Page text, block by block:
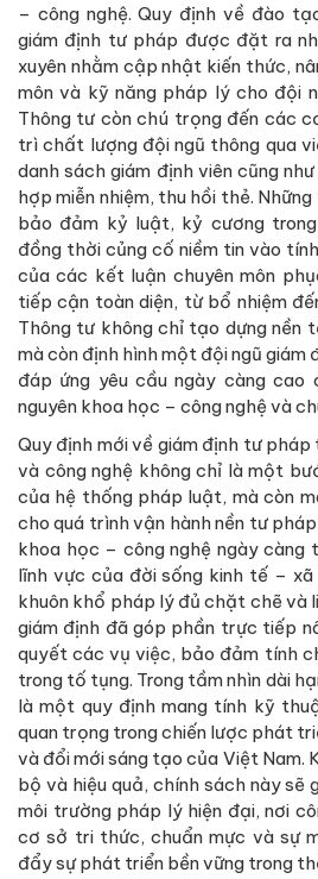
– công nghệ. Quy định về đào
giám định tư pháp được đặt ra
xuyên nhằm cập nhật kiến thức,
môn và kỹ năng pháp lý cho đội
Thông tư còn chú trọng đến các
trì chất lượng đội ngũ thông qua
danh sách giám định viên cũng
hợp miễn nhiệm, thu hồi thẻ.
bảo đảm kỷ luật, kỷ cương
đồng thời củng cố niềm tin vào
của các kết luận chuyên môn
tiếp cận toàn diện, từ bổ nhiệm
Thông tư không chỉ tạo dựng nền
mà còn định hình một đội ngũ giám
đáp ứng yêu cầu ngày càng
nguyên khoa học – công nghệ và
Quy định mới về giám định tư
và công nghệ không chỉ là một
của hệ thống pháp luật, mà còn
cho quá trình vận hành nền tư
khoa học – công nghệ ngày càng
lĩnh vực của đời sống kinh tế –
khuôn khổ pháp lý đủ chặt chẽ và
giám định đã góp phần trực tiếp
quyết các vụ việc, bảo đảm tính
trong tố tụng. Trong tầm nhìn dài
là một quy định mang tính kỹ
quan trọng trong chiến lược phát
và đổi mới sáng tạo của Việt Nam.
bộ và hiệu quả, chính sách này sẽ
môi trường pháp lý hiện đại, nơi
cơ sở tri thức, chuẩn mực và sự
đẩy sự phát triển bền vững trong